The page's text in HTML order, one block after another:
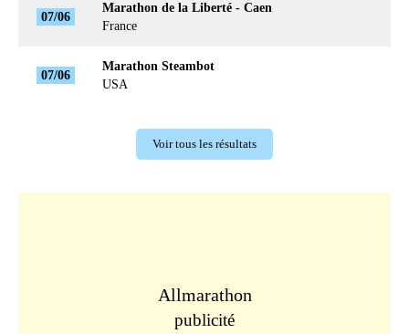
07/06
Marathon de la Liberté - Caen
France
07/06
Marathon Steambot
USA
Voir tous les résultats
Allmarathon
publicité